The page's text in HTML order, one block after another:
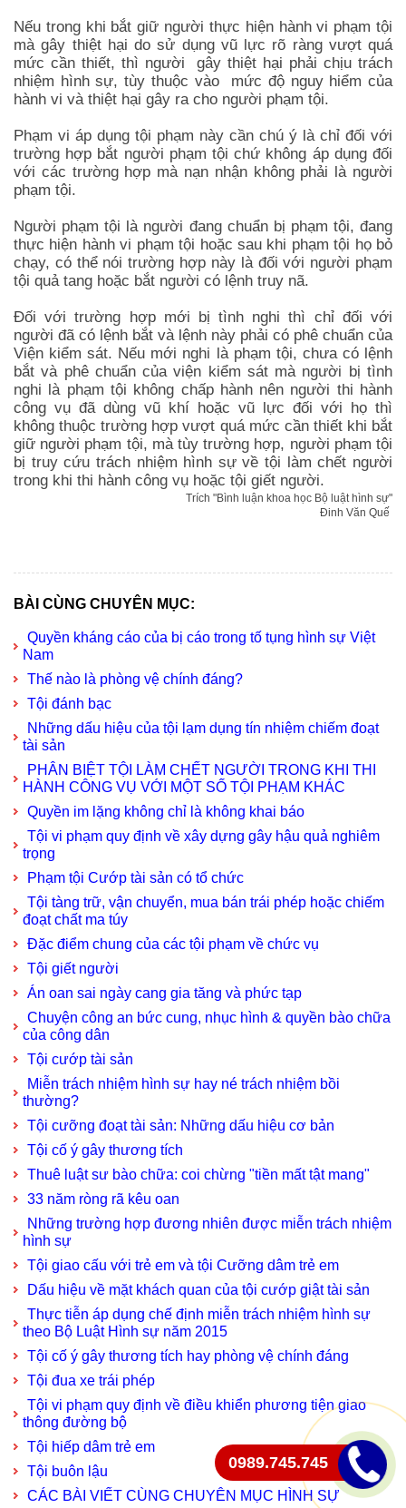
Nếu trong khi bắt giữ người thực hiện hành vi phạm tội
mà gây thiệt hại do sử dụng vũ lực rõ ràng vượt quá
mức cần thiết, thì người gây thiệt hại phải chịu trách
nhiệm hình sự, tùy thuộc vào mức độ nguy hiểm của
hành vi và thiệt hại gây ra cho người phạm tội.
Phạm vi áp dụng tội phạm này cần chú ý là chỉ đối với
trường hợp bắt người phạm tội chứ không áp dụng đối
với các trường hợp mà nạn nhận không phải là người
phạm tội.
Người phạm tội là người đang chuẩn bị phạm tội, đang
thực hiện hành vi phạm tội hoặc sau khi phạm tội họ bỏ
chạy, có thể nói trường hợp này là đối với người phạm
tội quả tang hoặc bắt người có lệnh truy nã.
Đối với trường hợp mới bị tình nghi thì chỉ đối với
người đã có lệnh bắt và lệnh này phải có phê chuẩn của
Viện kiểm sát. Nếu mới nghi là phạm tội, chưa có lệnh
bắt và phê chuẩn của viện kiểm sát mà người bị tình
nghi là phạm tội không chấp hành nên người thi hành
công vụ đã dùng vũ khí hoặc vũ lực đối với họ thì
không thuộc trường hợp vượt quá mức cần thiết khi bắt
giữ người phạm tội, mà tùy trường hợp, người phạm tội
bị truy cứu trách nhiệm hình sự về tội làm chết người
trong khi thi hành công vụ hoặc tội giết người.
Trích "Bình luận khoa học Bộ luật hình sự"
Đinh Văn Quế
BÀI CÙNG CHUYÊN MỤC:
Quyền kháng cáo của bị cáo trong tố tụng hình sự Việt
Nam
Thế nào là phòng vệ chính đáng?
Tội đánh bạc
Những dấu hiệu của tội lạm dụng tín nhiệm chiếm đoạt
tài sản
PHÂN BIỆT TỘI LÀM CHẾT NGƯỜI TRONG KHI THI
HÀNH CÔNG VỤ VỚI MỘT SỐ TỘI PHẠM KHÁC
Quyền im lặng không chỉ là không khai báo
Tội vi phạm quy định về xây dựng gây hậu quả nghiêm
trọng
Phạm tội Cướp tài sản có tổ chức
Tội tàng trữ, vận chuyển, mua bán trái phép hoặc chiếm
đoạt chất ma túy
Đặc điểm chung của các tội phạm về chức vụ
Tội giết người
Án oan sai ngày cang gia tăng và phức tạp
Chuyện công an bức cung, nhục hình & quyền bào chữa
của công dân
Tội cướp tài sản
Miễn trách nhiệm hình sự hay né trách nhiệm bồi
thường?
Tội cưỡng đoạt tài sản: Những dấu hiệu cơ bản
Tội cố ý gây thương tích
Thuê luật sư bào chữa: coi chừng "tiền mất tật mang"
33 năm ròng rã kêu oan
Những trường hợp đương nhiên được miễn trách nhiệm
hình sự
Tội giao cấu với trẻ em và tội Cưỡng dâm trẻ em
Dấu hiệu về mặt khách quan của tội cướp giật tài sản
Thực tiễn áp dụng chế định miễn trách nhiệm hình sự
theo Bộ Luật Hình sự năm 2015
Tội cố ý gây thương tích hay phòng vệ chính đáng
Tội đua xe trái phép
Tội vi phạm quy định về điều khiển phương tiện giao
thông đường bộ
Tội hiếp dâm trẻ em
Tội buôn lậu
CÁC BÀI VIẾT CÙNG CHUYÊN MỤC HÌNH SỰ
0989.745.745